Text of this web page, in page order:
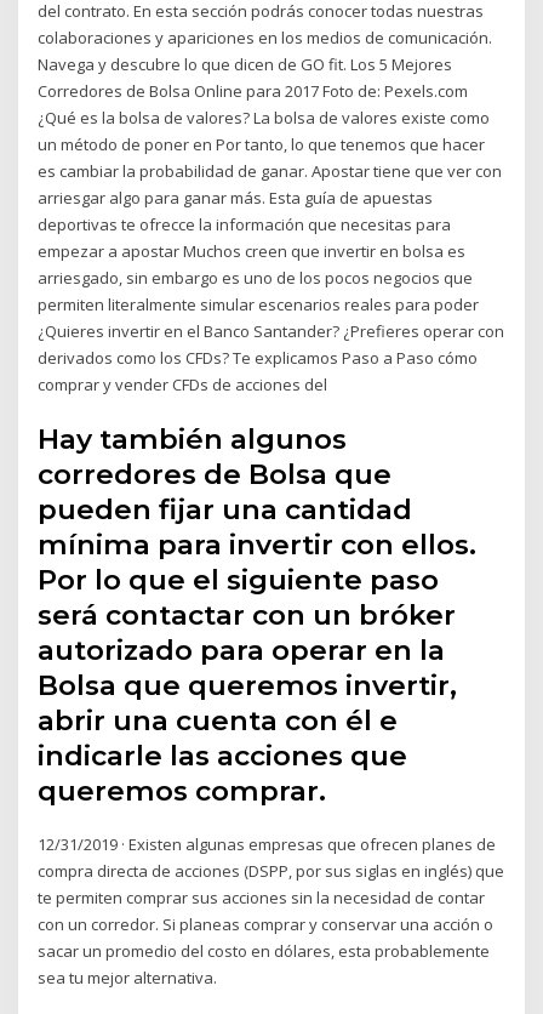
del contrato. En esta sección podrás conocer todas nuestras
colaboraciones y apariciones en los medios de comunicación.
Navega y descubre lo que dicen de GO fit. Los 5 Mejores
Corredores de Bolsa Online para 2017 Foto de: Pexels.com
¿Qué es la bolsa de valores? La bolsa de valores existe como
un método de poner en Por tanto, lo que tenemos que hacer
es cambiar la probabilidad de ganar. Apostar tiene que ver con
arriesgar algo para ganar más. Esta guía de apuestas
deportivas te ofrecce la información que necesitas para
empezar a apostar Muchos creen que invertir en bolsa es
arriesgado, sin embargo es uno de los pocos negocios que
permiten literalmente simular escenarios reales para poder
¿Quieres invertir en el Banco Santander? ¿Prefieres operar con
derivados como los CFDs? Te explicamos Paso a Paso cómo
comprar y vender CFDs de acciones del
Hay también algunos
corredores de Bolsa que
pueden fijar una cantidad
mínima para invertir con ellos.
Por lo que el siguiente paso
será contactar con un bróker
autorizado para operar en la
Bolsa que queremos invertir,
abrir una cuenta con él e
indicarle las acciones que
queremos comprar.
12/31/2019 · Existen algunas empresas que ofrecen planes de
compra directa de acciones (DSPP, por sus siglas en inglés) que
te permiten comprar sus acciones sin la necesidad de contar
con un corredor. Si planeas comprar y conservar una acción o
sacar un promedio del costo en dólares, esta probablemente
sea tu mejor alternativa.